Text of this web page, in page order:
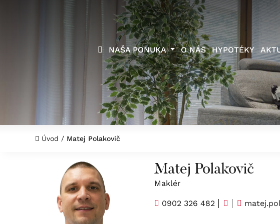
NAŠA PONUKA O NÁS HYPOTÉKY
Úvod / Matej Polakovič
Matej Polakovič
Maklér
0902 326 482